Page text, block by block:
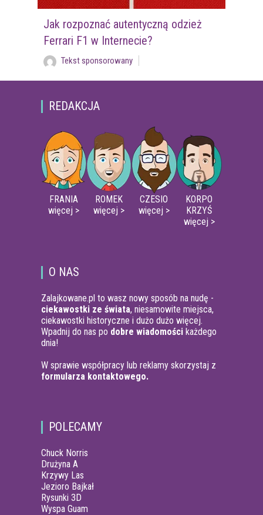
Jak rozpoznać autentyczną odzież
Ferrari F1 w Internecie?
Tekst sponsorowany
REDAKCJA
FRANIA
więcej >
ROMEK
więcej >
CZESIO
więcej >
KORPO
KRZYŚ
więcej >
O NAS
Zalajkowane.pl to wasz nowy sposób na nudę -
ciekawostki ze świata, niesamowite miejsca,
ciekawostki historyczne i dużo dużo więcej.
Wpadnij do nas po dobre wiadomości każdego
dnia!
W sprawie współpracy lub reklamy skorzystaj z
formularza kontaktowego.
POLECAMY
Chuck Norris
Drużyna A
Krzywy Las
Jezioro Bajkał
Rysunki 3D
Wyspa Guam